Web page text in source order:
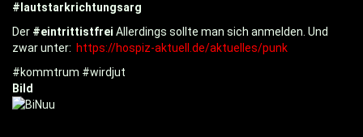
#lautstarkrichtungsarg
Der #eintrittistfrei Allerdings sollte man sich anmelden. Und
zwar unter: https://hospiz-aktuell.de/aktuelles/punk
#kommtrum #wirdjut
Bild